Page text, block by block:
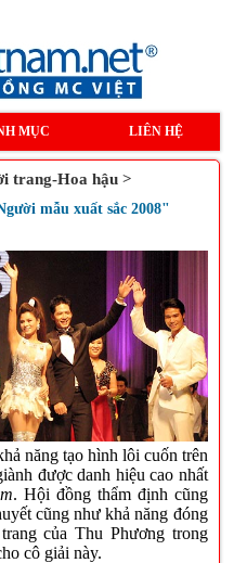
MỤC LIÊN HỆ
trang-Hoa hậu >
mẫu xuất sắc 2008"
năng tạo hình lôi cuốn trên
được danh hiệu cao nhất
. Hội đồng thẩm định cũng
cũng như khả năng đóng
của Thu Phương trong
cô giải này.